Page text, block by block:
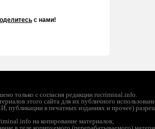
с нами!
только с согласия редакции rucriminal.info.
этого сайта для их публичного
публикации в печатных изданиях и прочее)
на копирование материалов;